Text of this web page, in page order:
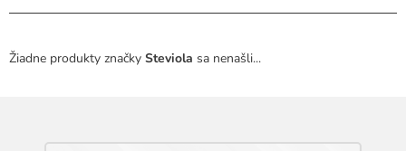
Žiadne produkty značky Steviola sa nenašli...